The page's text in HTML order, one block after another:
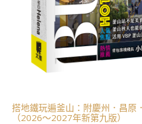
搭地鐵玩遍釜山：附慶州．昌原
（2026～2027年新第九版）